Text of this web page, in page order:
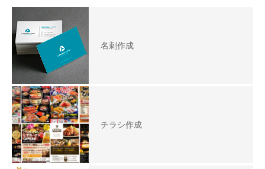
名刺作成
チラシ作成